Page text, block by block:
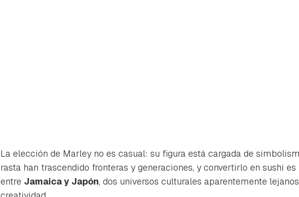
La elección de Marley no es casual: su figura está cargada de
rasta han trascendido fronteras y generaciones, y convertirlo en sushi
entre Jamaica y Japón, dos universos culturales aparentemente